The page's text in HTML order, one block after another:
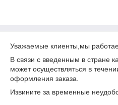
Уважаемые клиенты,мы
В связи с введенным в стране
может осуществляться в
оформления заказа.
Извините за временные